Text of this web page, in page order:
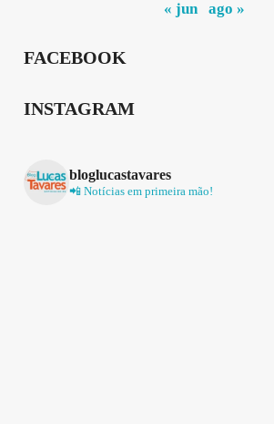
« jun ago »
FACEBOOK
INSTAGRAM
bloglucastavares
📲 Notícias em primeira mão!